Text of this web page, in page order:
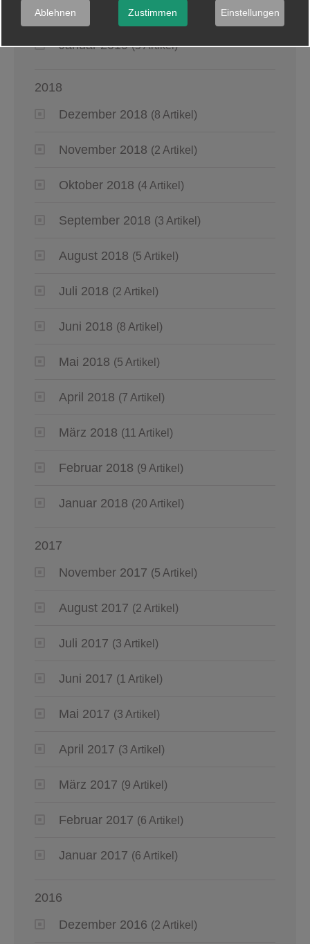
März 2019 (6 Artikel)
Januar 2019 (5 Artikel)
2018
Dezember 2018 (8 Artikel)
November 2018 (2 Artikel)
Oktober 2018 (4 Artikel)
September 2018 (3 Artikel)
August 2018 (5 Artikel)
Juli 2018 (2 Artikel)
Juni 2018 (8 Artikel)
Mai 2018 (5 Artikel)
April 2018 (7 Artikel)
März 2018 (11 Artikel)
Februar 2018 (9 Artikel)
Januar 2018 (20 Artikel)
2017
November 2017 (5 Artikel)
August 2017 (2 Artikel)
Juli 2017 (3 Artikel)
Juni 2017 (1 Artikel)
Mai 2017 (3 Artikel)
April 2017 (3 Artikel)
März 2017 (9 Artikel)
Februar 2017 (6 Artikel)
Januar 2017 (6 Artikel)
2016
Dezember 2016 (2 Artikel)
Ablehnen Zustimmen Einstellungen